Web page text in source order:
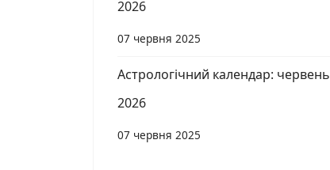
2026
07 червня 2025
Астрологічний календар: червень
2026
07 червня 2025